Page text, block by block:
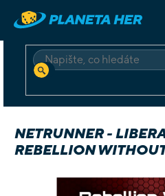
obsah
HLEDAT
NETRUNNER -
REBELLION